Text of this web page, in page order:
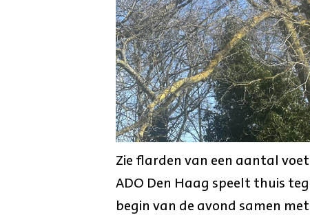
Zie flarden van een aantal
ADO Den Haag speelt thuis
begin van de avond samen